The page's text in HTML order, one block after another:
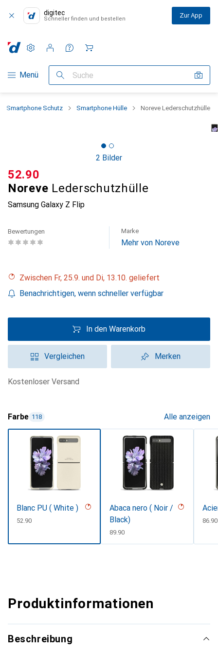
digitec
Schneller finden und bestellen Zur App
Navigation nach Kategorien
Menü Suche
Einstellungen
Kundenkonto
Vergleichslisten
Merklisten
Warenkorb
Smartphone Schutz Smartphone Hülle Noreve Lederschutzhülle
2 Bilder
Noreve Lederschutzhülle
Samsung Galaxy Z Flip
CHF
52.90
Bewertungen Marke
Mehr von Noreve
Zwischen Fr, 25.9. und Di, 13.10. geliefert
Benachrichtigen, wenn schneller verfügbar
In den Warenkorb
Vergleichen Merken
kostenloser Versand
Farbe 118 Alle anzeigen
Blanc PU ( White )
CHF
52.90
Abaca nero ( Noir /
Black)
CHF
89.90
CHF
86.90
Produktinformationen
Beschreibung